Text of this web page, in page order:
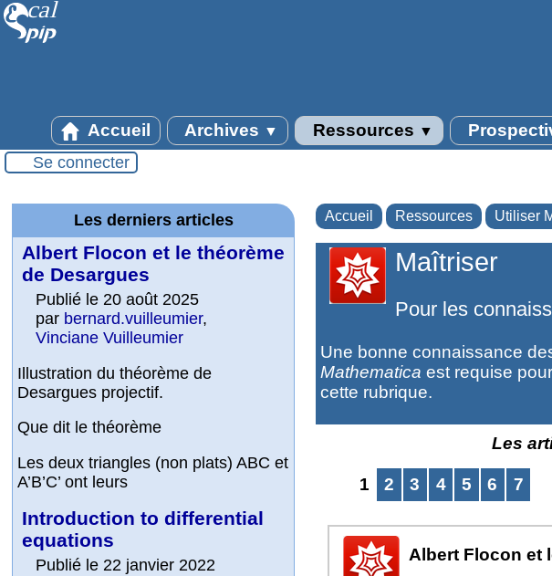
Accueil Archives ▼ Ressources ▼
Se connecter
Accueil Ressources Utiliser
Maîtriser
Pour les
Une bonne connaissance
Mathematica est requise
cette rubrique.
Les
1 2 3 4 5 6 7
Albert Flocon et
Les derniers articles
Albert Flocon et le théorème
de Desargues
Publié le 20 août 2025
par bernard.vuilleumier,
Vinciane Vuilleumier
Illustration du théorème de
Desargues projectif.
Que dit le théorème
Les deux triangles (non plats) ABC et
A’B’C’ ont leurs
Introduction to differential
equations
Publié le 22 janvier 2022